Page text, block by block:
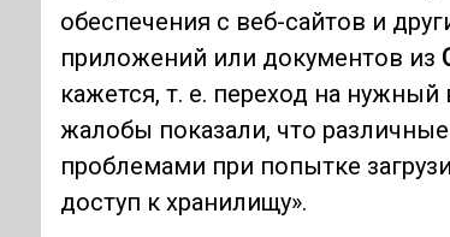
обеспечения с веб-сайтов и
приложений или документов из
кажется, т. е. переход на
жалобы показали, что
проблемами при попытке
доступ к хранилищу».